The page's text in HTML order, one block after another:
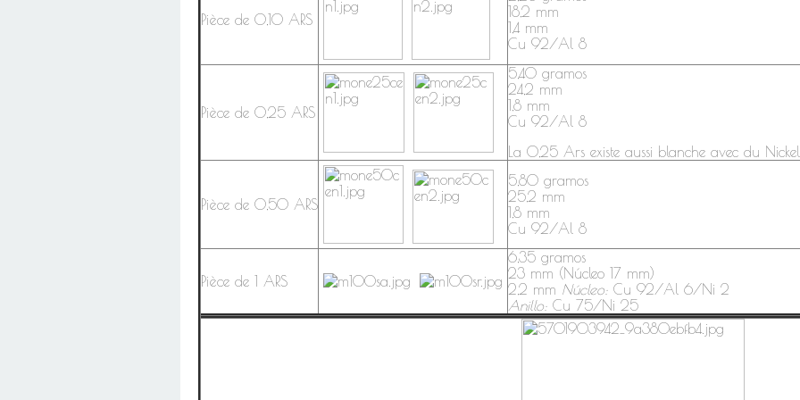
Pièce de 0,10 ARS
18,2 mm
1,4 mm
Cu 92/Al 8
Pièce de 0,25 ARS
5,40 gramos
24,2 mm
1,8 mm
Cu 92/Al 8
La 0,25 Ars existe aussi blanche avec du
Pièce de 0,50 ARS
5,80 gramos
25,2 mm
1,8 mm
Cu 92/Al 8
Pièce de 1 ARS
6,35 gramos
23 mm (Núcleo 17 mm)
2,2 mm Núcleo: Cu 92/Al 6/Ni 2
Anillo: Cu 75/Ni 25